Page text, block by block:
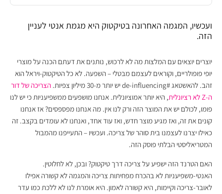
ועכשיו, המגמה האחרונה בטיקטוק היא מגמת אנטי לעניין
הזה.
יוצרים יוצאים עם המלצות מה לא לרכוש, נותנים את דעתם הכנה על מוצרי
יופי פופולריים, וקוראים לעצמם מבטלי – השפעה. לא כל הטיקטוק-ויראל הוא
זהב. להאשטאג #de-influencing יש יותר מ-30 מיליון צפיות.
הצריכה של דור
ה-Z לא רציונלית
, היא יותר אמוציונלית. אנחנו מושפעים ממשפיעניות כי יש לנו
פומו, לכולם יש את המוצר הזה ורק לנו אין. מה אנחנו מפספסים? אז אנחנו
קונים את זה, ואז מגיע מוצר חדש, ואז עוד אחד, ואנחנו לא עומדים בקצב. זה
כאילו יצרנו לעצמנו בית סוהר של צריכה. ועכשיו – התעייפנו מהמבול
המטריאליסטי הבלתי פוסק הזה.
האם הטרנד הזה ישפיע על צריכה דרך טיקטוק? ובכן, לא לחלוטין.
האנטי-משפיעניות לא בהכרח מפחיתות צריכה והמגמה לא קשורה אפילו
לאובר-צריכה וקיימות, היא קשורה לאמון. היא אומרת לנו לא ללכת כמו עדר